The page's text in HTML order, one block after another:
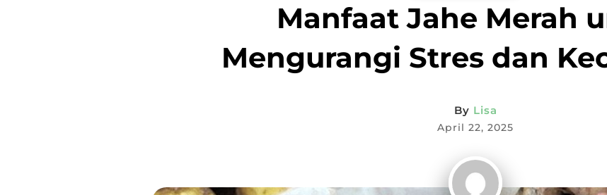
Manfaat Jahe Merah
Mengurangi Stres dan
By Lisa
April 22, 2025